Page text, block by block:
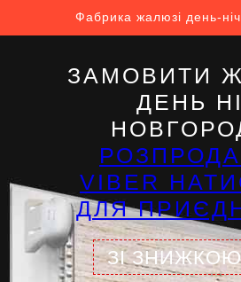
Фабрика жалюзі день-
ЗАМОВИТИ
ДЕНЬ
VIBER
ДЛЯ
ЗІ ЗНИЖКОЮ